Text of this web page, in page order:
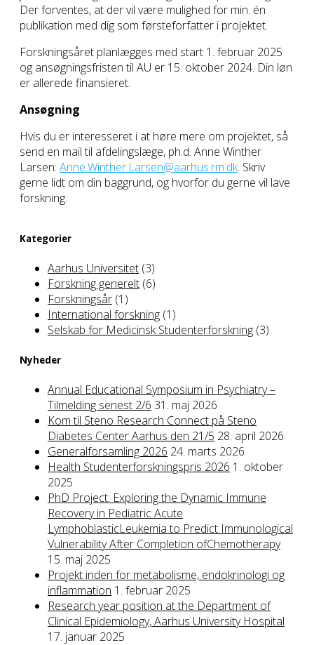
Der forventes, at der vil være mulighed for min. én
publikation med dig som førsteforfatter i projektet.
Forskningsåret planlægges med start 1. februar 2025
og ansøgningsfristen til AU er 15. oktober 2024. Din løn
er allerede finansieret.
Ansøgning
Hvis du er interesseret i at høre mere om projektet, så
send en mail til afdelingslæge, ph.d. Anne Winther
Larsen: Anne.Winther.Larsen@aarhus.rm.dk. Skriv
gerne lidt om din baggrund, og hvorfor du gerne vil lave
forskning.
Kategorier
Aarhus Universitet (3)
Forskning generelt (6)
Forskningsår (1)
International forskning (1)
Selskab for Medicinsk Studenterforskning (3)
Nyheder
Annual Educational Symposium in Psychiatry –
Tilmelding senest 2/6 31. maj 2026
Kom til Steno Research Connect på Steno
Diabetes Center Aarhus den 21/5 28. april 2026
Generalforsamling 2026 24. marts 2026
Health Studenterforskningspris 2026 1. oktober
2025
PhD Project: Exploring the Dynamic Immune
Recovery in Pediatric Acute
LymphoblasticLeukemia to Predict Immunological
Vulnerability After Completion ofChemotherapy
15. maj 2025
Projekt inden for metabolisme, endokrinologi og
inflammation 1. februar 2025
Research year position at the Department of
Clinical Epidemiology, Aarhus University Hospital
17. januar 2025